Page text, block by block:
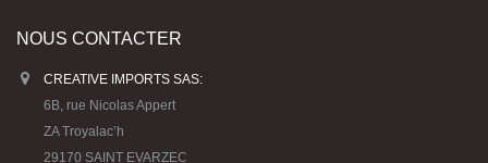
NOUS CONTACTER
CREATIVE IMPORTS SAS:
6B, rue Nicolas Appert
ZA Troyalac’h
29170 SAINT EVARZEC